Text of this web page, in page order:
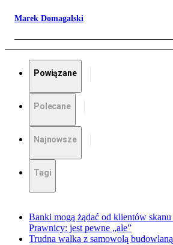
Marek Domagalski
Powiązane
Polecane
Najnowsze
Tagi
Banki mogą żądać od klientów
Prawnicy: jest pewne „ale”
Trudna walka z samowolą